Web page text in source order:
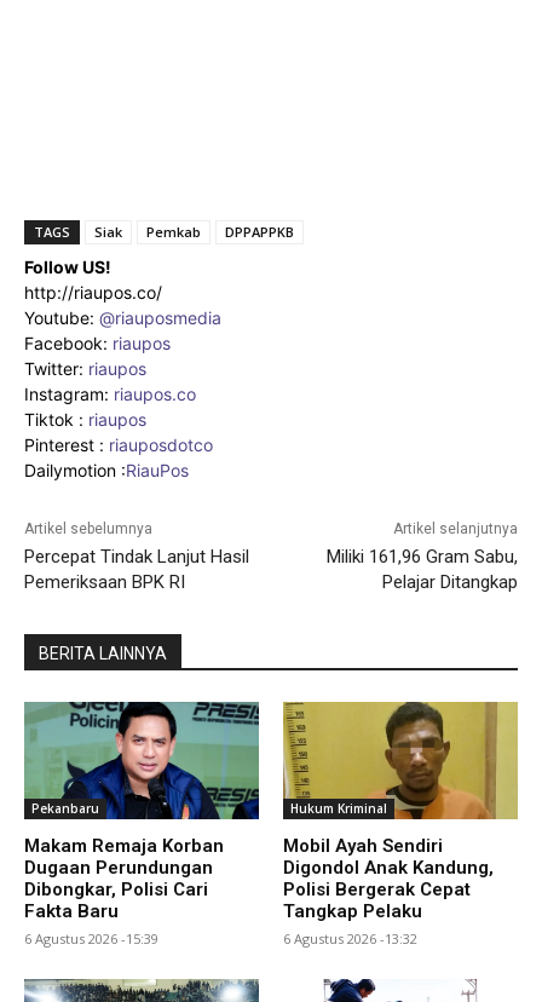
TAGS Siak Pemkab DPPAPPKB
Follow US!
http://riaupos.co/
Youtube: @riauposmedia
Facebook: riaupos
Twitter: riaupos
Instagram: riaupos.co
Tiktok : riaupos
Pinterest : riauposdotco
Dailymotion :RiauPos
Artikel sebelumnya
Percepat Tindak Lanjut Hasil
Pemeriksaan BPK RI
Artikel selanjutnya
Miliki 161,96 Gram Sabu,
Pelajar Ditangkap
BERITA LAINNYA
Pekanbaru
Makam Remaja Korban
Dugaan Perundungan
Dibongkar, Polisi Cari
Fakta Baru
6 Agustus 2026 -15:39
Hukum Kriminal
Mobil Ayah Sendiri
Digondol Anak Kandung,
Polisi Bergerak Cepat
Tangkap Pelaku
6 Agustus 2026 -13:32